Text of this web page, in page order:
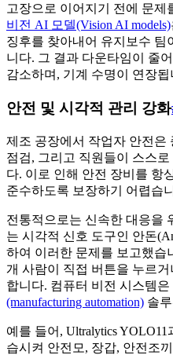
고장으로 이어지기 전에 문제
비전 AI 모델(Vision AI models)
징후를 찾아내어 유지보수 팀
니다. 그 결과 다운타임이 줄
감소하며, 기계 수명이 연장됩
안전 및 시각적 관리 강화
제조 공장에서 작업자 안전은
점검, 그리고 직원들이 스스
다. 이로 인해 안전 장비를 항
준수하도록 보장하기 어렵습
전통적으로는 신속한 대응을
는 시각적 신호 도구인 안돈
하여 이러한 문제를 보고했습
개 사람이 직접 버튼을 누르
합니다. 컴퓨터 비전 시스템
(manufacturing automation) 솔
예를 들어, Ultralytics
습시켜 안전모, 장갑, 안전조